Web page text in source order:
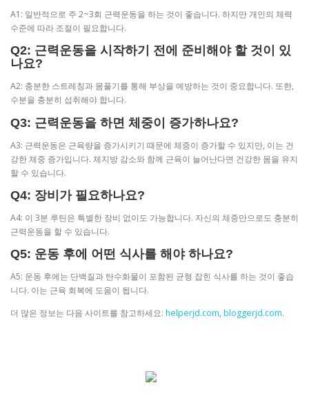
A1: 일반적으로 주 2~3회 근력운동을 하는 것이 좋습니다. 하지만 개인의 체력
수준에 따라 조절이 필요합니다.
Q2: 근력운동을 시작하기 전에 준비해야 할 것이 있
나요?
A2: 충분한 스트레칭과 몸풀기를 통해 부상을 예방하는 것이 중요합니다. 또한,
수분을 충분히 섭취해야 합니다.
Q3: 근력운동을 하면 체중이 증가하나요?
A3: 근력운동은 근육량을 증가시키기 때문에 체중이 증가할 수 있지만, 이는 건
강한 체중 증가입니다. 체지방 감소와 함께 근육이 늘어난다면 건강한 몸을 유지
할 수 있습니다.
Q4: 장비가 필요하나요?
A4: 이 3분 루틴은 특별한 장비 없이도 가능합니다. 자신의 체중만으로도 충분히
근력운동을 할 수 있습니다.
Q5: 운동 후에 어떤 식사를 해야 하나요?
A5: 운동 후에는 단백질과 탄수화물이 포함된 균형 잡힌 식사를 하는 것이 좋습
니다. 이는 근육 회복에 도움이 됩니다.
더 많은 정보는 다음 사이트를 참고하세요: helperjd.com, bloggerjd.com.